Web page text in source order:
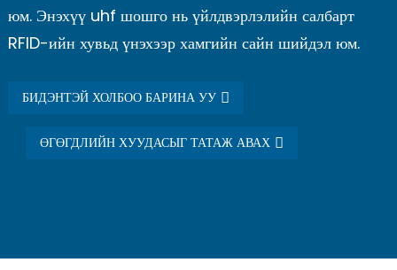
юм. Энэхүү uhf шошго нь үйлдвэрлэлийн салбарт
RFID-ийн хувьд үнэхээр хамгийн сайн шийдэл юм.
БИДЭНТЭЙ ХОЛБОО БАРИНА УУ
ӨГӨГДЛИЙН ХУУДАСЫГ ТАТАЖ АВАХ